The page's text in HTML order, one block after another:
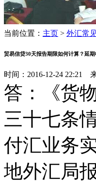
当前位置： 主页 > 外汇常
贸易信贷30天报告期限如何计算？延
时间：2016-12-24 22:21
答：《货
三十七条
付汇业务
地外汇局